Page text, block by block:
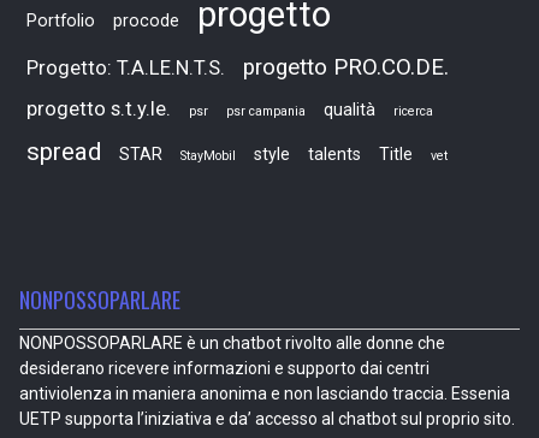
Portfolio procode progetto
Progetto: T.A.LE.N.T.S. progetto PRO.CO.DE.
progetto s.t.y.le. psr psr campania qualità ricerca
spread STAR StayMobil style talents Title vet
NONPOSSOPARLARE
NONPOSSOPARLARE è un chatbot rivolto alle donne che
desiderano ricevere informazioni e supporto dai centri
antiviolenza in maniera anonima e non lasciando traccia. Essenia
UETP supporta l’iniziativa e da’ accesso al chatbot sul proprio sito.